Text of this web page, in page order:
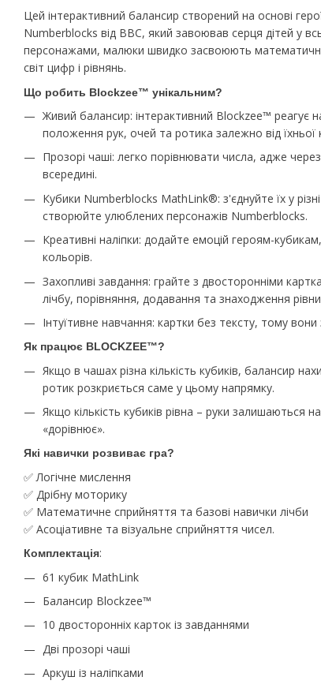
Цей інтерактивний балансир створений на основі
Numberblocks від BBC, який завоював серця дітей у
персонажами, малюки швидко засвоюють
світ цифр і рівнянь.
Що робить Blockzee™ унікальним?
Живий балансир: інтерактивний Blockzee™ реагує на
положення рук, очей та ротика залежно від їхньої
Прозорі чаші: легко порівнювати числа, адже
всередині.
Кубики Numberblocks MathLink®: з'єднуйте їх у
створюйте улюблених персонажів Numberblocks.
Креативні наліпки: додайте емоцій героям-
кольорів.
Захопливі завдання: грайте з двосторонніми
лічбу, порівняння, додавання та знаходження
Інтуїтивне навчання: картки без тексту, тому
Як працює BLOCKZEE™?
Якщо в чашах різна кількість кубиків, балансир
ротик розкриється саме у цьому напрямку.
Якщо кількість кубиків рівна – руки залишаються
«дорівнює».
Які навички розвиває гра?
✅ Логічне мислення
✅ Дрібну моторику
✅ Математичне сприйняття та базові навички лічби
✅ Асоціативне та візуальне сприйняття чисел.
Комплектація:
61 кубик MathLink
Балансир Blockzee™
10 двосторонніх карток із завданнями
Дві прозорі чаші
Аркуш із наліпками